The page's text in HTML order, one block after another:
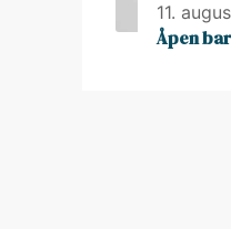
11.
Åpen